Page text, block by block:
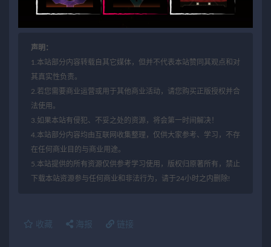
声明：
1.本站部分内容转载自其它媒体，但并不代表本站赞同其观点和对
其真实性负责。
2.若您需要商业运营或用于其他商业活动，请您购买正版授权并合
法使用。
3.如果本站有侵犯、不妥之处的资源，将会第一时间解决！
4.本站部分内容均由互联网收集整理，仅供大家参考、学习，不存
在任何商业目的与商业用途。
5.本站提供的所有资源仅供参考学习使用，版权归原著所有，禁止
下载本站资源参与任何商业和非法行为，请于24小时之内删除!
收藏 海报 链接